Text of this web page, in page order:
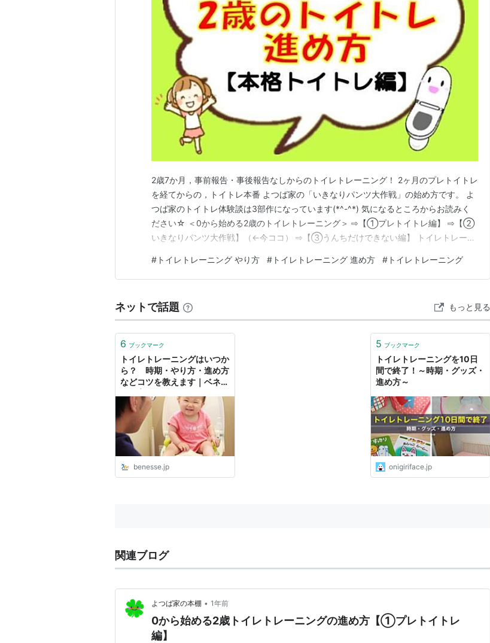
2歳7か月，事前報告・事後報告なしからのトイレトレーニング！ 2ヶ月のプレトイトレ
を経てからの，トイトレ本番 よつば家の「いきなりパンツ大作戦」の始め方です。 よ
つば家のトイトレ体験談は3部作になっています(*^-^*) 気になるところからお読みく
ださい☆ ＜0から始める2歳のトイレトレーニング＞ ⇨【①プレトイトレ編】 ⇨【②
いきなりパンツ大作戦】（←今ココ） ⇨【③うんちだけできない編】 トイレトレーニ
なかなか覚悟が要ります(^▽^;) が，その分効果はあると思います。 実際の体験をもと
に，時系列に沿って詳しく説…
# トイレトレーニング やり方 # トイレトレーニング 進め方 # トイレトレーニング
ネットで話題 もっと見る
6 ブックマーク
トイレトレーニングはいつか
ら？ 時期・やり方・進め方
などコツを教えます｜ベネッ
benesse.jp
5 ブックマーク
トイレトレーニングを10日
間で終了！～時期・グッズ・
進め方～
onigiriface.jp
関連ブログ
よつば家の本棚 • 1年前
0から始める2歳トイレトレーニングの進め方【①プレトイトレ
編】